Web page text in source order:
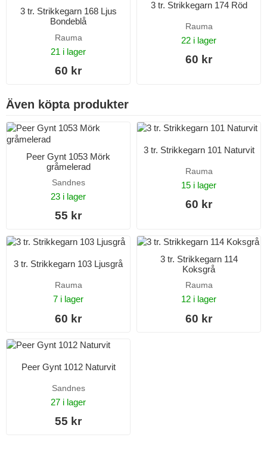
3 tr. Strikkegarn 168 Ljus
Bondeblå
Rauma
21 i lager
60 kr
3 tr. Strikkegarn 174 Röd
Rauma
22 i lager
60 kr
Även köpta produkter
Peer Gynt 1053 Mörk
gråmelerad
Sandnes
23 i lager
55 kr
3 tr. Strikkegarn 101 Naturvit
Rauma
15 i lager
60 kr
3 tr. Strikkegarn 103 Ljusgrå
Rauma
7 i lager
60 kr
3 tr. Strikkegarn 114
Koksgrå
Rauma
12 i lager
60 kr
Peer Gynt 1012 Naturvit
Sandnes
27 i lager
55 kr